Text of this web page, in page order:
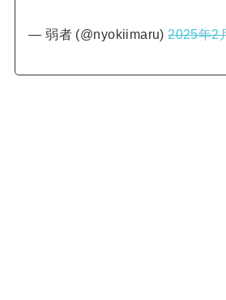
— 弱者 (@nyokiimaru)2025年2